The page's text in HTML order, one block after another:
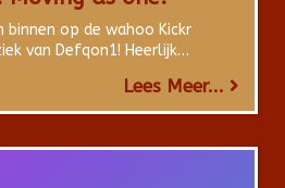
op de wahoo Kickr
van Defqon1! Heerlijk…
Lees Meer...